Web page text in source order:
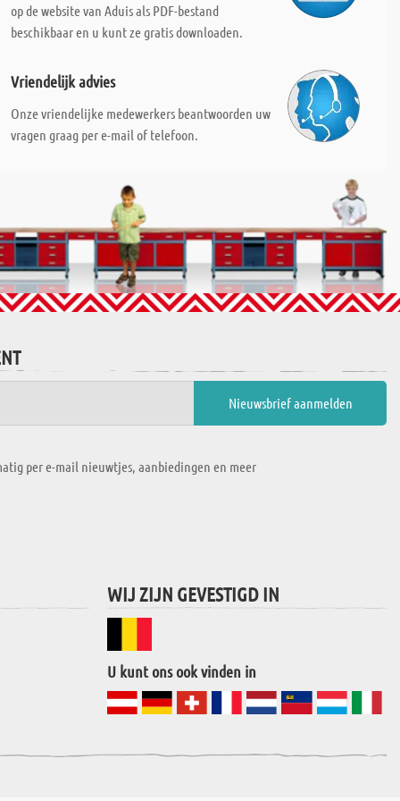
op de website van Aduis als PDF-bestand
beschikbaar en u kunt ze gratis downloaden.
Vriendelijk advies
Onze vriendelijke medewerkers beantwoorden uw
vragen graag per e-mail of telefoon.
per e-mail nieuwtjes, aanbiedingen en meer
WIJ ZIJN GEVESTIGD IN
U kunt ons ook vinden in